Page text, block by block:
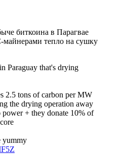
биткоина в Парагвае
майнерами тепло на сушку
Paraguay that's drying
2.5 tons of carbon per MW
the drying operation away
+ they donate 10% of
yummy